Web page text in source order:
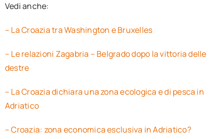
Vedi anche:
– La Croazia tra Washington e Bruxelles
– Le relazioni Zagabria – Belgrado dopo la vittoria delle
destre
– La Croazia dichiara una zona ecologica e di pesca in
Adriatico
– Croazia: zona economica esclusiva in Adriatico?